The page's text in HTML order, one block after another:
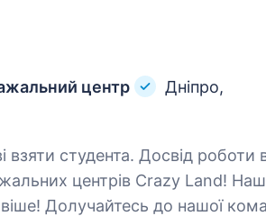
центр
Дніпро,
взяти студента. Досвід роботи
центрів Crazy Land!
команди